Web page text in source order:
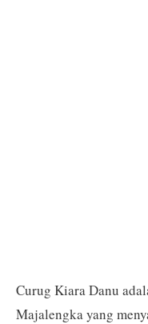
Curug Kiara Danu
Majalengka yang